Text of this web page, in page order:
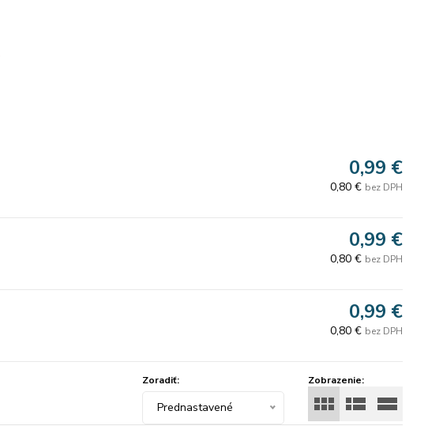
0,99 €
0,80 € bez DPH
0,99 €
0,80 € bez DPH
0,99 €
0,80 € bez DPH
Zobrazenie:
Zoradiť:
Prednastavené